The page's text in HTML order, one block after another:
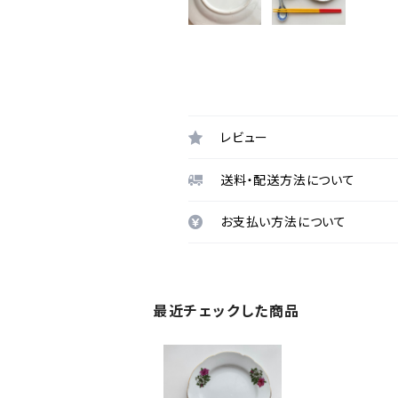
レビュー
送料・配送方法について
お支払い方法について
最近チェックした商品